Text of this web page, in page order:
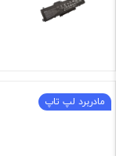
مادربرد لپ تاپ